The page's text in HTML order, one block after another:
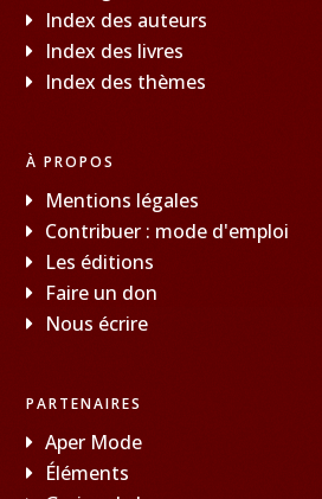
Index des auteurs
Index des livres
Index des thèmes
À PROPOS
Mentions légales
Contribuer : mode d'emploi
Les éditions
Faire un don
Nous écrire
PARTENAIRES
Aper Mode
Éléments